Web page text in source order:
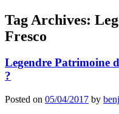
Tag Archives:
Fresco
Legendre Patrimoine
?
Posted on 05/04/2017 by